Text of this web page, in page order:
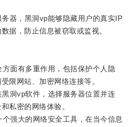
，黑洞vp能够隐藏用户的真实IP
据，防止信息被窃取或监视。
面有多重作用，包括保护个人隐
限网站、加密网络连接等。
vp软件，选择服务器位置并连
私密的网络体验。
大的网络安全工具，在当今信息